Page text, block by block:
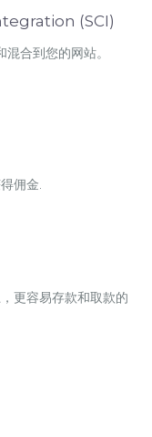
(SCI)
合到您的网站。
佣金.
更容易存款和取款的